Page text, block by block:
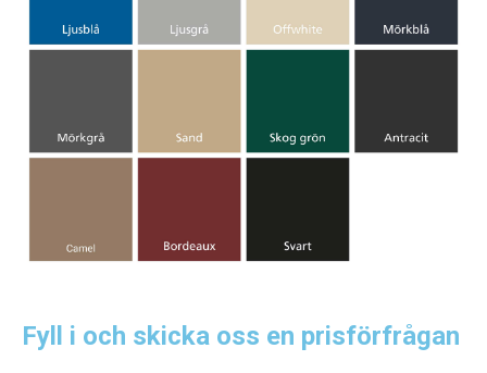
Fyll i och skicka oss en prisförfrågan